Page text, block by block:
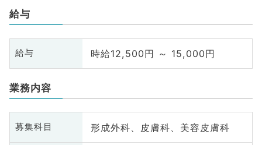
給与
給与 時給12,500円 ～ 15,000円
業務内容
募集科目 形成外科、皮膚科、美容皮膚科